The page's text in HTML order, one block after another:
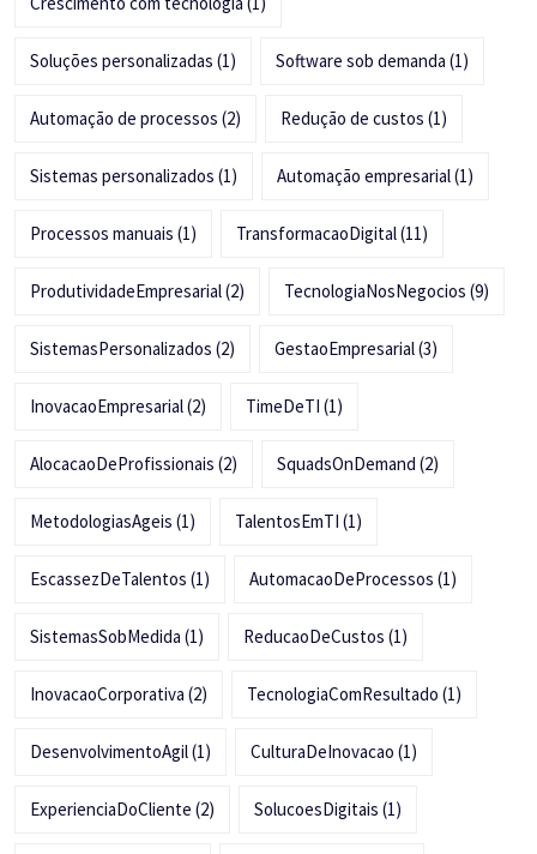
Soluções personalizadas (1) Software sob demanda (1)
Automação de processos (2) Redução de custos (1)
Sistemas personalizados (1) Automação empresarial(1)
Processos manuais (1) TransformacaoDigital(11)
ProdutividadeEmpresarial(2) TecnologiaNosNegocios (9)
SistemasPersonalizados (2) GestaoEmpresarial(3)
InovacaoEmpresarial(2) TimeDeTI (1)
AlocacaoDeProfissionais (2) SquadsOnDemand (2)
MetodologiasAgeis (1) TalentosEmTI (1)
EscassezDeTalentos (1) AutomacaoDeProcessos (1)
SistemasSobMedida (1) ReducaoDeCustos (1)
InovacaoCorporativa (2) TecnologiaComResultado (1)
DesenvolvimentoAgil(1) CulturaDeInovacao (1)
ExperienciaDoCliente (2) SolucoesDigitais (1)